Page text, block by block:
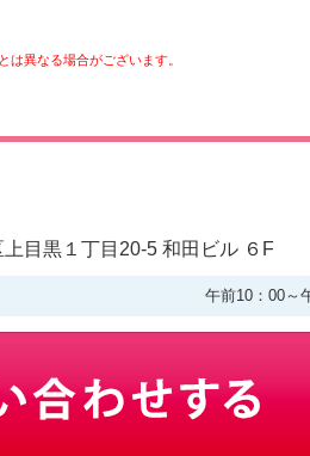
異なる場合がございます。
目黒１丁目20-5 和田ビル ６F
午前10：00～